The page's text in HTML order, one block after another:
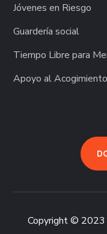
Jóvenes en Riesgo
Guardería social
Tiempo Libre para
Apoyo al
Copyright © 2023